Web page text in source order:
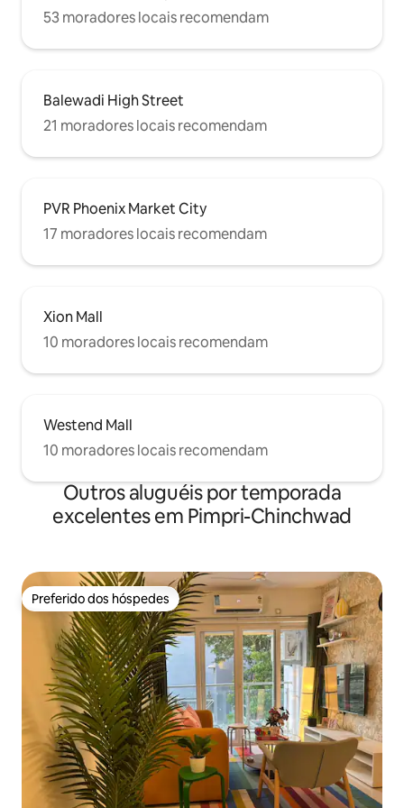
53 moradores locais recomendam
Balewadi High Street
21 moradores locais recomendam
PVR Phoenix Market City
17 moradores locais recomendam
Xion Mall
10 moradores locais recomendam
Westend Mall
10 moradores locais recomendam
Outros aluguéis por temporada
excelentes em Pimpri-Chinchwad
Preferido dos hóspedes
Preferido dos hóspedes